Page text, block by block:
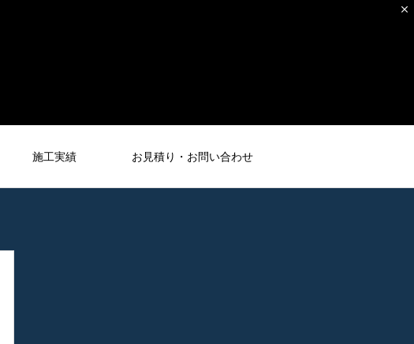
施工実績 お見積り・お問い合わせ